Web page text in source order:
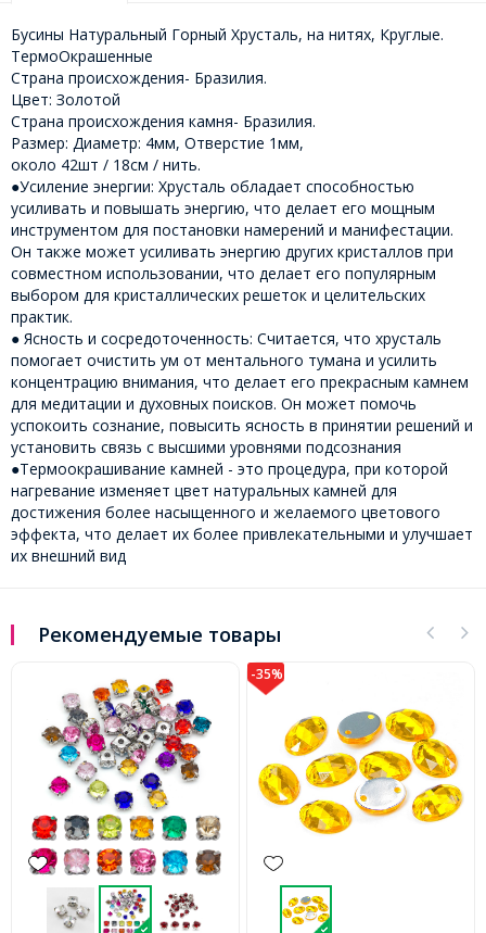
Бусины Натуральный Горный Хрусталь, на нитях, Круглые.
ТермоОкрашенные
Страна происхождения- Бразилия.
Цвет: Золотой
Страна происхождения камня- Бразилия.
Размер: Диаметр: 4мм, Отверстие 1мм,
около 42шт / 18см / нить.
●Усиление энергии: Хрусталь обладает способностью
усиливать и повышать энергию, что делает его мощным
инструментом для постановки намерений и манифестации.
Он также может усиливать энергию других кристаллов при
совместном использовании, что делает его популярным
выбором для кристаллических решеток и целительских
практик.
● Ясность и сосредоточенность: Считается, что хрусталь
помогает очистить ум от ментального тумана и усилить
концентрацию внимания, что делает его прекрасным камнем
для медитации и духовных поисков. Он может помочь
успокоить сознание, повысить ясность в принятии решений и
установить связь с высшими уровнями подсознания
●Термоокрашивание камней - это процедура, при которой
нагревание изменяет цвет натуральных камней для
достижения более насыщенного и желаемого цветового
эффекта, что делает их более привлекательными и улучшает
их внешний вид
Рекомендуемые товары
-35%